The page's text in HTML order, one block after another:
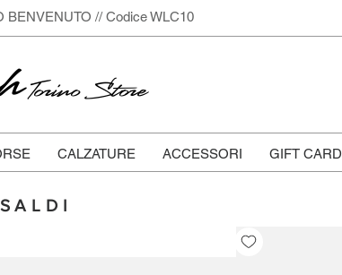
BENVENUTO // Codice WLC10
Torino Store
CALZATURE ACCESSORI GIFT CARD
SALDI